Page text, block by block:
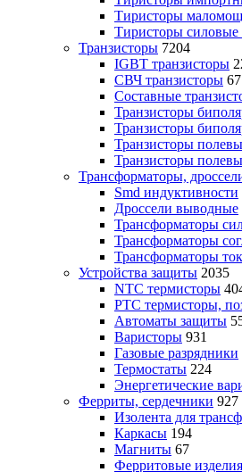
Тиристоры
Тиристоры силовые
Транзисторы 7204
IGBT транзисторы
СВЧ транзисторы 67
Составные
Транзисторы
Транзисторы
Транзисторы
Транзисторы
Трансформаторы,
Smd индуктивности
Дроссели выводные
Трансформаторы
Трансформаторы
Трансформаторы
Устройства защиты 2035
NTC термисторы
PTC термисторы,
Автоматы защиты
Варисторы 931
Газовые разрядники
Термостаты 224
Энергетические
Ферриты, сердечники 927
Изолента для
Каркасы 194
Магниты 67
Ферритовые изделия